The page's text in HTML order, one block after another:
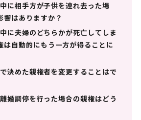
に相手方が子供を連れ去った場
響はありますか？
に夫婦のどちらかが死亡してしま
は自動的にもう一方が得ることに
決めた親権者を変更することはで
婚調停を行った場合の親権はどう